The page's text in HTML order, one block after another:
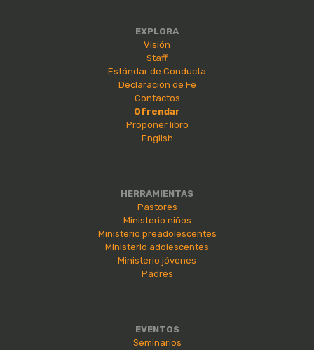
EXPLORA
Visión
Staff
Estándar de Conducta
Declaración de Fe
Contactos
Ofrendar
Proponer libro
English
HERRAMIENTAS
Pastores
Ministerio niños
Ministerio preadolescentes
Ministerio adolescentes
Ministerio jóvenes
Padres
EVENTOS
Seminarios